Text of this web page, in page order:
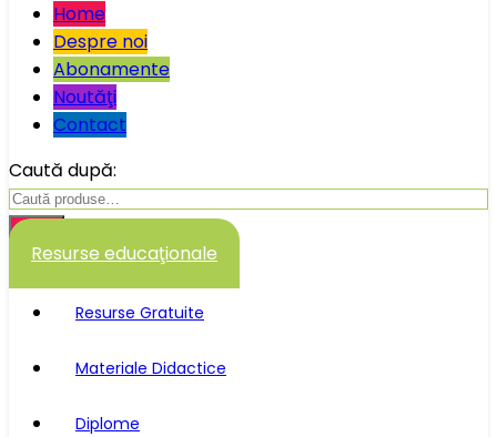
Home
Despre noi
Abonamente
Noutăţi
Contact
Caută după:
Caută
Resurse educaţionale
Resurse Gratuite
Materiale Didactice
Diplome